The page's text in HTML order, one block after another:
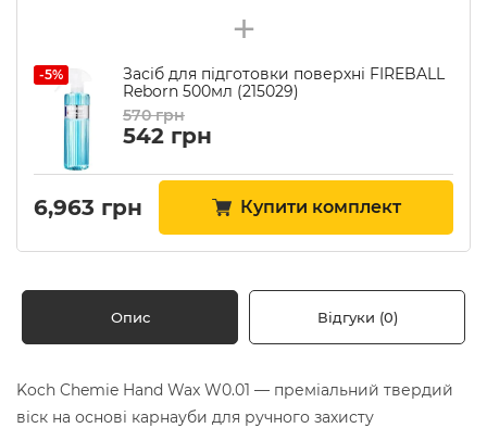
+
-5%
Засіб для підготовки поверхні FIREBALL
Reborn 500мл (215029)
570грн
542 грн
6,963 грн Купити комплект
Опис Відгуки (0)
Koch Chemie Hand Wax W0.01 — преміальний твердий
віск на основі карнауби для ручного захисту